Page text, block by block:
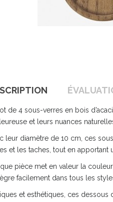
lot de 4 sous-verres en bois
et leurs nuances
leur diamètre de 10 cm, ces
et les taches, tout en apportant
pièce met en valeur la
facilement dans tous les
et esthétiques, ces